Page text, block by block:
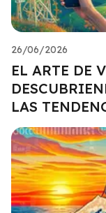
26/06/2026
EL ARTE DE
LAS